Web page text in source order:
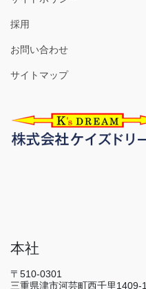
採用
お問い合わせ
サイトマップ
本社
〒510-0301
三重県津市河芸町西千里1409-1